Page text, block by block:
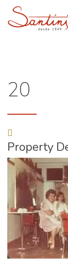
20
Property